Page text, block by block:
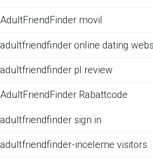
AdultFriendFinder movil
adultfriendfinder online dating
adultfriendfinder pl review
AdultFriendFinder Rabattcode
adultfriendfinder sign in
adultfriendfinder-inceleme visitors